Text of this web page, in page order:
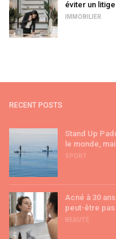
éviter un
IMMOBILIER
RECENT POSTS
Stand Up
le monde,
SPORT
Acné à 30
peut-être
BEAUTÉ